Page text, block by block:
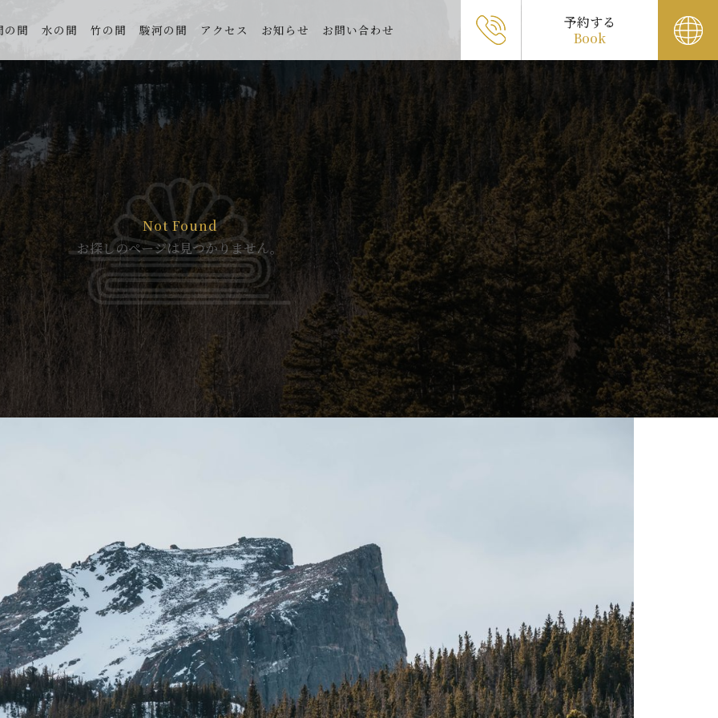
の間 水の間 竹の間 駿河の間 アクセス お知らせ お問い合わせ
予約する
Book
Not Found
お探しのページは見つかりません。